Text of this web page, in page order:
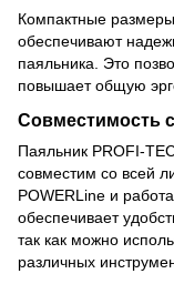
Компактные
обеспечивают
паяльника. Это
повышает общую
Совместимость
Паяльник PROFI-
совместим со всей
POWERLine и
обеспечивает
так как можно
различных